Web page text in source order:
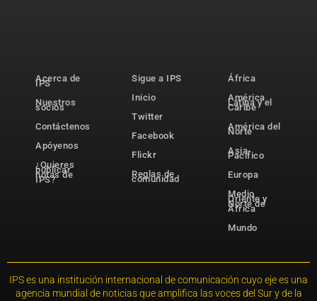
Acerca de
IPS
Nuestros
socios
Contáctenos
Apóyenos
¿Quieres
publicar
notas de
IPS?
Sigue a IPS
Inicio
Twitter
Facebook
Flickr
Reglas de
comunidad
África
América
Latina y el
Caribe
América del
Norte
Asia-
Pacífico
Europa
Medio
Oriente y
Norte de
África
Mundo
IPS es una institución internacional de comunicación cuyo eje es una
agencia mundial de noticias que amplifica las voces del Sur y de la